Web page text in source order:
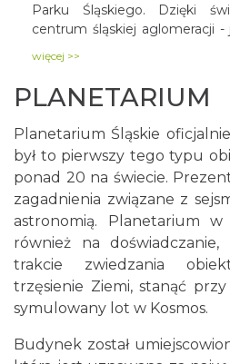
Parku Śląskiego. Dzięki
centrum śląskiej aglomeracji
mieszkańców regionu i
tutaj ponad 2500 zwierząt ze
a najmłodszych dodatkowo
Skalna Kotlina Dinozaurów.
więcej >>
PLANETARIUM
Planetarium Śląskie
był to pierwszy tego typu
ponad 20 na świecie.
zagadnienia związane z
astronomią. Planetarium
również na
trakcie zwiedzania
trzęsienie Ziemi, stanąć
symulowany lot w Kosmos.
Budynek został